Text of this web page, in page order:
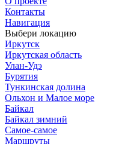
Контакты
Навигация
Выбери локацию
Иркутск
Иркутская область
Улан-Удэ
Бурятия
Тункинская долина
Ольхон и Малое море
Байкал
Байкал зимний
Самое-самое
Маршруты